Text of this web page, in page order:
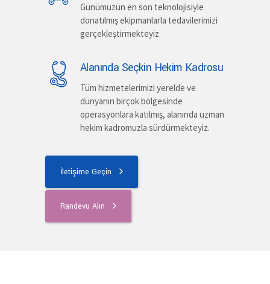
Günümüzün en son teknolojisiyle
donatılmış ekipmanlarla tedavilerimizi
gerçekleştirmekteyiz
Alanında Seçkin Hekim Kadrosu
Tüm hizmetelerimizi yerelde ve
dünyanın birçok bölgesinde
operasyonlara katılmış, alanında uzman
hekim kadromuzla sürdürmekteyiz.
İletişime Geçin
Randevu Alın